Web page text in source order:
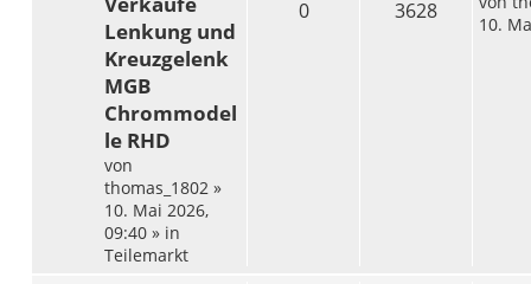
Lenkung und
Kreuzgelenk
MGB
Chrommodel
le RHD
von
thomas_1802 »
10. Mai 2026,
09:40 » in
Teilemarkt
0 3628
10.